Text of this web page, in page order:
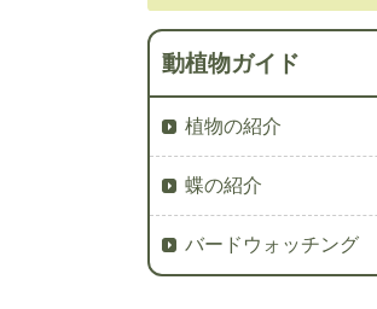
動植物ガイド
植物の紹介
蝶の紹介
バードウォッチング